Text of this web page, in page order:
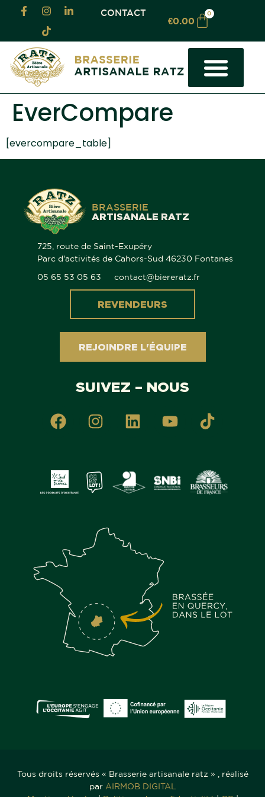
CONTACT
€0.00
0
EverCompare
[evercompare_table]
BRASSERIE
ARTISANALE RATZ
725, route de Saint-Exupéry
Parc d'activités de Cahors-Sud 46230 Fontanes
05 65 53 05 63
contact@biereratz.fr
REVENDEURS
REJOINDRE L'ÉQUIPE
SUIVEZ – NOUS
Tous droits réservés « Brasserie artisanale ratz » , réalisé
par AIRMOB DIGITAL